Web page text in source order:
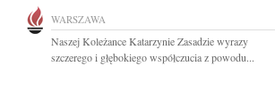
WARSZAWA
Naszej Koleżance Katarzynie Zasadzie wyrazy
szczerego i głębokiego współczucia z powodu...